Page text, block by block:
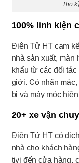
Thợ
100% linh kiện
Điện Tử HT cam
nhà sản xuất, màn
khẩu từ các đối
giới. Có nhãn
bị và máy móc
20+ xe vận
Điện Tử HT có
nhà cho khách
tivi đến cửa hàng,